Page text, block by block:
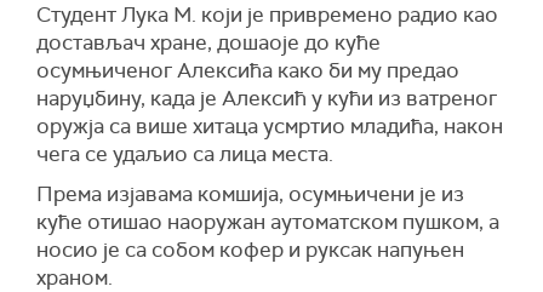
Студент Лука М. који је привремено радио као
достављач хране, дошаоје до куће
осумњиченог Алексића како би му предао
наруџбину, када је Алексић у кући из ватреног
оружја са више хитаца усмртио младића, након
чега се удаљио са лица места.
Према изјавама комшија, осумњичени је из
куће отишао наоружан аутоматском пушком, а
носио је са собом кофер и руксак напуњен
храном.